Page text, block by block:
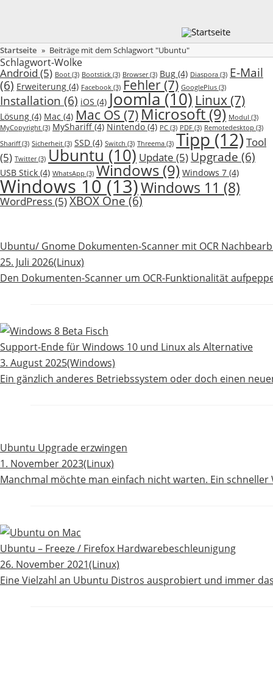
Startseite » Beiträge mit dem Schlagwort "Ubuntu"
Schlagwort-Wolke
Android (5) Boot (3) Bootstick (3) Browser(3) Bug (4) Diaspora (3) E-Mail
(6) Erweiterung (4) Facebook (3) Fehler(7) GooglePlus (3)
Installation (6) iOS (4) Joomla(10) Linux(7)
Lösung (4) Mac (4) Mac OS (7)Microsoft(9) Modul (3)
MyCopyright (3) MyShariff (4) Nintendo (4) PC (3) PDF (3) Remotedesktop (3)
Shariff(3) Sicherheit (3) SSD (4) Switch (3) Threema (3) Tipp(12)Tool
(5) Twitter(3) Ubuntu (10) Update (5) Upgrade (6)
USB Stick (4) WhatsApp (3) Windows (9) Windows 7 (4)
Windows 10(13)Windows 11 (8)
WordPress(5)XBOX One(6)
Ubuntu/ Gnome Dokumenten-Scanner mit OCR
25. Juli 2026(Linux)
Den Dokumenten-Scanner um OCR-Funktionalität
Support-Ende für Windows 10 und Linux als Alternative
3. August 2025(Windows)
Ein gänzlich anderes Betriebssystem oder doch einen
Ubuntu Upgrade erzwingen
1. November 2023(Linux)
Manchmal möchte man einfach nicht warten. Ein
Ubuntu – Freeze / Firefox Hardwarebeschleunigung
26. November 2021(Linux)
Eine Vielzahl an Ubuntu Distros ausprobiert und immer